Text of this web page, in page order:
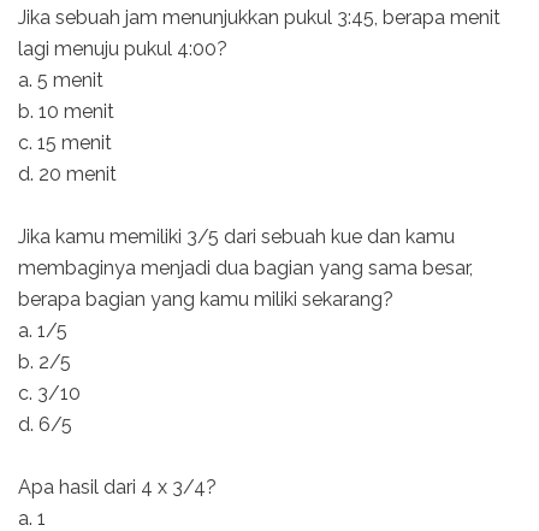
Jika sebuah jam menunjukkan pukul 3:45, berapa menit
lagi menuju pukul 4:00?
a. 5 menit
b. 10 menit
c. 15 menit
d. 20 menit
Jika kamu memiliki 3/5 dari sebuah kue dan kamu
membaginya menjadi dua bagian yang sama besar,
berapa bagian yang kamu miliki sekarang?
a. 1/5
b. 2/5
c. 3/10
d. 6/5
Apa hasil dari 4 x 3/4?
a. 1